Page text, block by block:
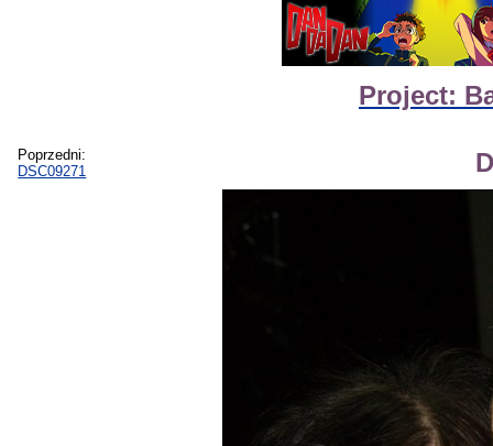
Project:
Poprzedni:
DSC09271